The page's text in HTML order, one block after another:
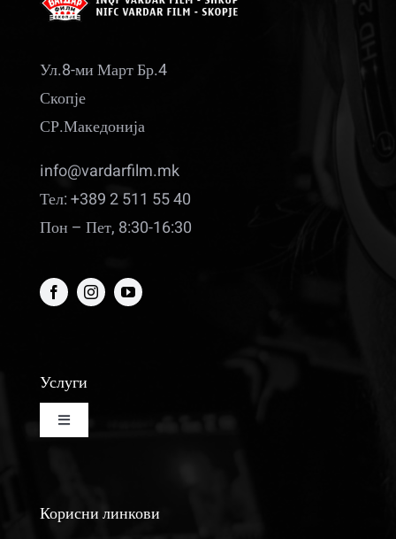
Ул.8-ми Март Бр.4
Скопје
СР.Македонија
info@vardarfilm.mk
Тел: +389 2 511 55 40
Пон – Пет, 8:30-16:30
Услуги
Toggle
Navigation
Изнајмување на студио за монтажа и колор
Корисни линкови